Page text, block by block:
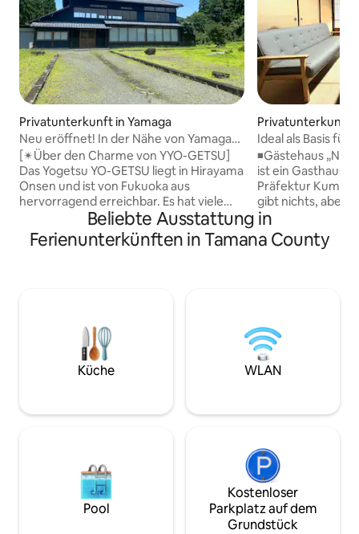
Privatunterkunft in Yamaga
Neu eröffnet! In der Nähe von Yamaga-
Hirayama Onsen / Kostenlose
Parkplätze für 3 Autos verfügbar [YO-
GETSU] Unterkunft in einem 150 Jahre
alten traditionellen Haus
[✴Über den Charme von YYO-GETSU]
Das Yogetsu YO-GETSU liegt in Hirayama
Onsen und ist von Fukuoka aus
hervorragend erreichbar. Es hat viele
einer Gruppe reist, ist es nicht schwierig,
sich fortzubewegen, und es ist ein
öffentlichen Bädern, sodass du die
Heißquelle genießen und gleichzeitig
deine Privatsphäre wahren kannst.Der
Zauber besteht darin, eine erholsame
Gegensatz zu öffentlichen Bädern
wunderschönen Sternenhimmel bei
klarer Luft genießen und ein besonderes
Erlebnis haben, bei dem du den
Privatunterkunft
Ideal als Basis für
Kumamoto,
dem Auto sind
zu den heißen
Freizeitparks. Ein
Bergen [1
◾️Gästehaus „Nagomi-Stil“
ist ein Gasthaus
Präfektur
gibt nichts, aber
entspannte Zeit
Atmosphäre des
Großmutter verbringen.
5-15-minütigen
eine 30-minütige
dem größten
Kyushu.Meine
Geburtsort von
„Idaden“. 15-minütige Fahrt vom Kikusui
Interchange auf
Expressway und
Interchange (2-3
Garten geparkt werden)
Familien mit
Beliebte Ausstattung in
Ferienunterkünften in Tamana County
Küche WLAN
Pool
Kostenloser
Parkplatz auf dem
Grundstück